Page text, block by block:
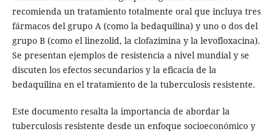
recomienda un tratamiento totalmente oral que incluya tres
fármacos del grupo A (como la bedaquilina) y uno o dos del
grupo B (como el linezolid, la clofazimina y la levofloxacina).
Se presentan ejemplos de resistencia a nivel mundial y se
discuten los efectos secundarios y la eficacia de la
bedaquilina en el tratamiento de la tuberculosis resistente.
Este documento resalta la importancia de abordar la
tuberculosis resistente desde un enfoque socioeconómico y